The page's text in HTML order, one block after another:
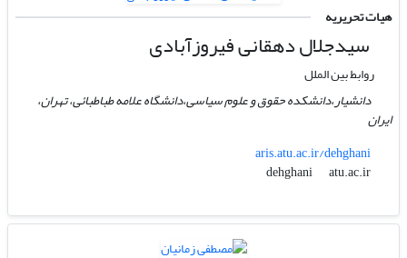
هیات تحریریه
سیدجلال دهقانی فیروزآبادی
روابط بین الملل
دانشیار،دانشکده حقوق و علوم سیاسی،دانشگاه علامه طباطبائی، تهران،
ایران
aris.atu.ac.ir/dehghani
dehghani
atu.ac.ir